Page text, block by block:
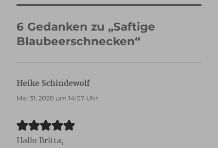
6 Gedanken zu „Saftige
Blaubeerschnecken“
Heike Schindewolf
Mai 31, 2020 um 14:07 Uhr
Hallo Britta,